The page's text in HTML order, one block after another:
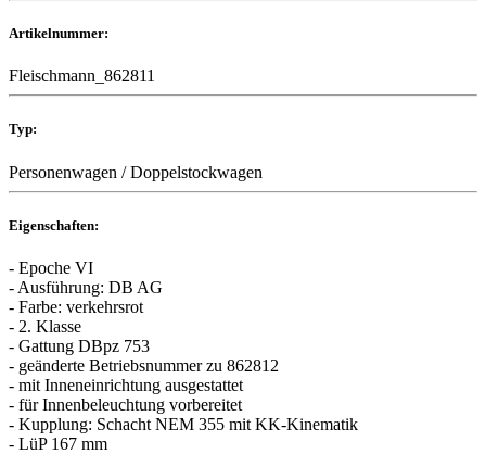
Artikelnummer:
Fleischmann_862811
Typ:
Personenwagen / Doppelstockwagen
Eigenschaften:
- Epoche VI
- Ausführung: DB AG
- Farbe: verkehrsrot
- 2. Klasse
- Gattung DBpz 753
- geänderte Betriebsnummer zu 862812
- mit Inneneinrichtung ausgestattet
- für Innenbeleuchtung vorbereitet
- Kupplung: Schacht NEM 355 mit KK-Kinematik
- LüP 167 mm